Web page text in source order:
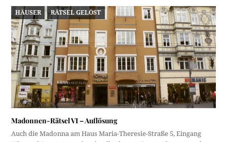
HÄUSER RÄTSEL GELÖST
Madonnen-Rätsel VI – Auflösung
Auch die Madonna am Haus Maria-Theresie-Straße 5, Eingang